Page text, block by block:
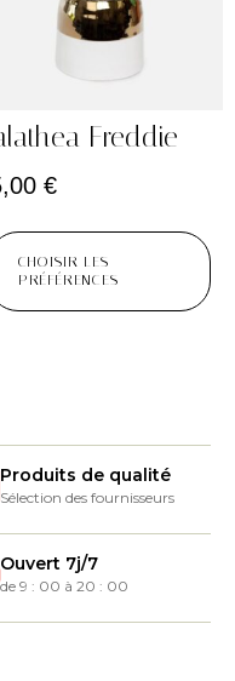
Freddie
€
CHOISIR LES
PRÉFÉRENCES
Produits de qualité
Sélection des fournisseurs
Ouvert 7j/7
de 9 : 00 à 20 : 00